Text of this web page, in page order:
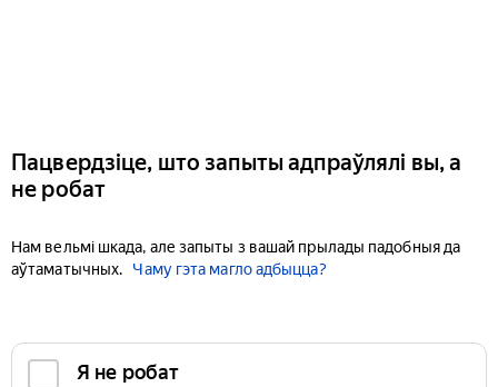
Пацвердзіце, што запыты адпраўлялі вы, а
не робат
Нам вельмі шкада, але запыты з вашай прылады падобныя да
аўтаматычных.
Чаму гэта магло адбыцца?
Я не робат